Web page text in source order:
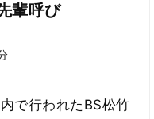
輩呼び
で行われたBS松竹